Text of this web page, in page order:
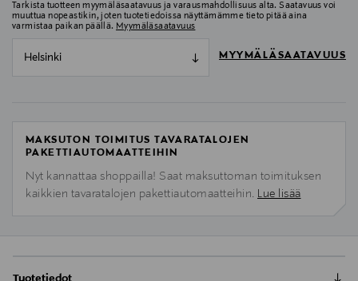
Tarkista tuotteen myymäläsaatavuus ja varausmahdollisuus alta. Saatavuus voi
muuttua nopeastikin, joten tuotetiedoissa näyttämämme tieto pitää aina
varmistaa paikan päällä. Myymäläsaatavuus
Helsinki MYYMÄLÄSAATAVUUS
MAKSUTON TOIMITUS TAVARATALOJEN
PAKETTIAUTOMAATTEIHIN
Nyt kannattaa shoppailla! Saat maksuttoman toimituksen
kaikkien tavaratalojen pakettiautomaatteihin. Lue lisää